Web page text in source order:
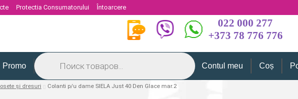
Protectia Consumatorului Întoarcere
022 000 277
+373 78 776 776
Promo
Products
search
Contul meu Coș
și dresuri Colanti p/u dame SIELA Just 40 Den Glace mar.2